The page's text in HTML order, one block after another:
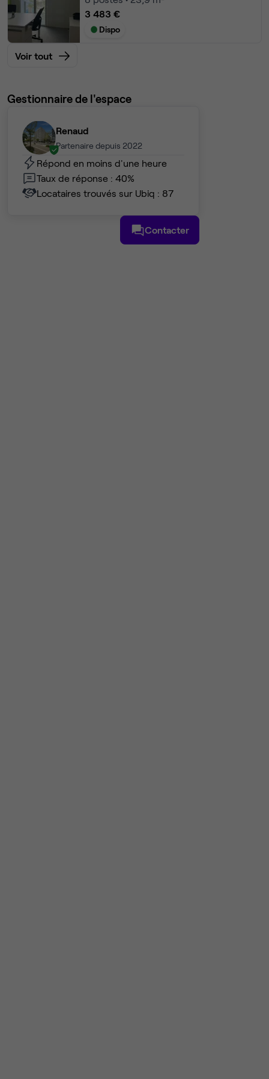
3 483 €
Dispo
Voir tout
Gestionnaire de l'espace
Renaud
Partenaire depuis 2022
Répond en moins d'une heure
Taux de réponse : 40%
Locataires trouvés sur Ubiq : 87
Contacter